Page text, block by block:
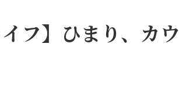
フ】ひまり、カウ